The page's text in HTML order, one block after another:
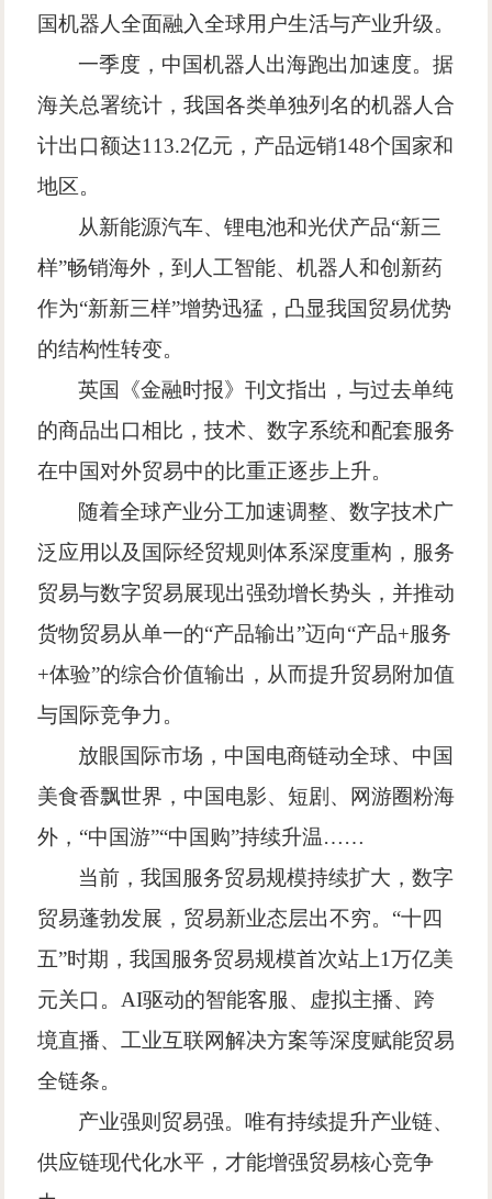
国机器人全面融入全球用户生活与产业升级。
一季度，中国机器人出海跑出加速度。据
海关总署统计，我国各类单独列名的机器人合
计出口额达113.2亿元，产品远销148个国家和
地区。
从新能源汽车、锂电池和光伏产品“新三
样”畅销海外，到人工智能、机器人和创新药
作为“新新三样”增势迅猛，凸显我国贸易优势
的结构性转变。
英国《金融时报》刊文指出，与过去单纯
的商品出口相比，技术、数字系统和配套服务
在中国对外贸易中的比重正逐步上升。
随着全球产业分工加速调整、数字技术广
泛应用以及国际经贸规则体系深度重构，服务
贸易与数字贸易展现出强劲增长势头，并推动
货物贸易从单一的“产品输出”迈向“产品+服务
+体验”的综合价值输出，从而提升贸易附加值
与国际竞争力。
放眼国际市场，中国电商链动全球、中国
美食香飘世界，中国电影、短剧、网游圈粉海
外， “中国游”“中国购”持续升温……
当前，我国服务贸易规模持续扩大，数字
贸易蓬勃发展，贸易新业态层出不穷。 “十四
五”时期，我国服务贸易规模首次站上1万亿美
元关口。 AI驱动的智能客服、虚拟主播、跨
境直播、工业互联网解决方案等深度赋能贸易
全链条。
产业强则贸易强。唯有持续提升产业链、
供应链现代化水平，才能增强贸易核心竞争